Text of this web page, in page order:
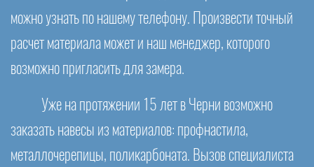
можно узнать по нашему телефону. Произвести точный
расчет материала может и наш менеджер, которого
возможно пригласить для замера.
Уже на протяжении 15 лет в Черни возможно
заказать навесы из материалов: профнастила,
металлочерепицы, поликарбоната. Вызов специалиста